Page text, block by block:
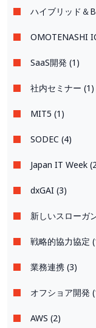
ハイブリッド＆
OMOTENASHI
SaaS開発 (1)
社内セミナー (1)
MIT5 (1)
SODEC (4)
Japan IT Week
dxGAI (3)
新しいスローガ
戦略的協力協定
業務連携 (3)
オフショア開発
AWS (2)